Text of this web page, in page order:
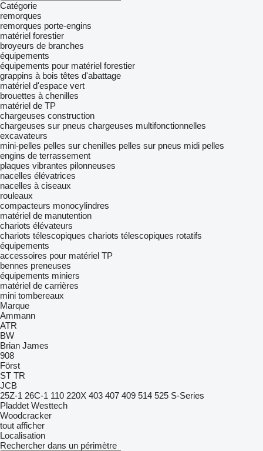
Catégorie
remorques
remorques porte-engins
matériel forestier
broyeurs de branches
équipements
équipements pour matériel forestier
grappins à bois têtes d'abattage
matériel d'espace vert
brouettes à chenilles
matériel de TP
chargeuses construction
chargeuses sur pneus chargeuses multifonctionnelles
excavateurs
mini-pelles pelles sur chenilles pelles sur pneus midi pelles
engins de terrassement
plaques vibrantes pilonneuses
nacelles élévatrices
nacelles à ciseaux
rouleaux
compacteurs monocylindres
matériel de manutention
chariots élévateurs
chariots télescopiques chariots télescopiques rotatifs
équipements
accessoires pour matériel TP
bennes preneuses
équipements miniers
matériel de carrières
mini tombereaux
Marque
Ammann
ATR
BW
Brian James
908
Först
ST TR
JCB
25Z-1 26C-1 110 220X 403 407 409 514 525 S-Series
Pladdet Westtech
Woodcracker
tout afficher
Localisation
Rechercher dans un périmètre